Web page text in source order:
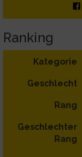
Ranking
Kategorie
Geschlecht
Rang
Geschlechter
Rang